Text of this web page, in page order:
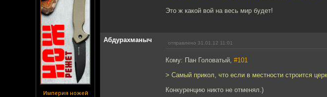
Империя ножей
Это ж какой вой на весь мир будет!
Абдурахманыч отправлено 31.01.12 11:01
Кому: Пан Головатый, #101
> Самый прикол, что если в местности строится
Конкуренцию никто не отменял.)